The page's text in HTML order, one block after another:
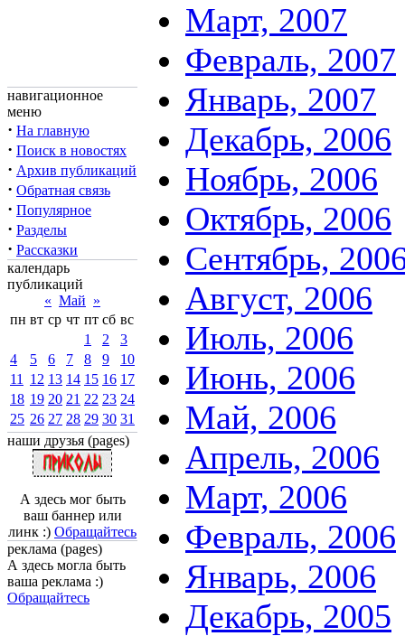
навигационное
меню
· На главную
· Поиск в новостях
· Архив публикаций
· Обратная связь
· Популярное
· Разделы
· Рассказки
календарь
публикаций
« Май »
пн вт ср чт пт сб вс
1
2
3
4
5 6 7 8 9
10
11
12 13 14 15 16 17
18 19 20 21 22 23 24
25 26 27 28 29 30 31
наши друзья (pages)
А здесь мог быть
ваш баннер или
линк :) Обращайтесь
реклама (pages)
А здесь могла быть
ваша реклама :)
Обращайтесь
Март, 2007
Февраль, 2007
Январь, 2007
Декабрь, 2006
Ноябрь, 2006
Октябрь, 2006
Сентябрь,
Август, 2006
Июль, 2006
Июнь, 2006
Май, 2006
Апрель, 2006
Март, 2006
Февраль, 2006
Январь, 2006
Декабрь, 2005